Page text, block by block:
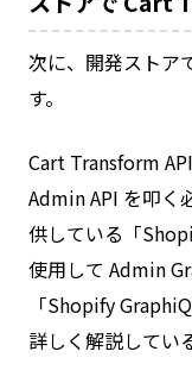
次に、開発ストア
す。
Cart Transform
Admin API を叩く
供している「
使用して Admin
「Shopify
詳しく解説してい